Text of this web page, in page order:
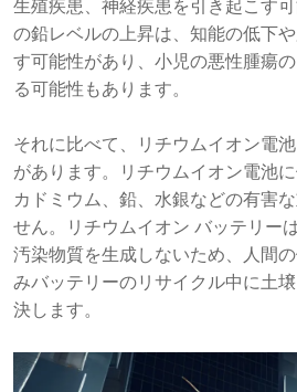
生殖疾患、神経疾患を引き起こす
の鉛レベルの上昇は、知能の低下
す可能性があり、小児の悪性腫瘍
る可能性もあります。
それに比べて、リチウムイオン電
があります。リチウムイオン電池
カドミウム、鉛、水銀などの有害
せん。リチウムイオン バッテリー
汚染物質を生成しないため、人間
みバッテリーのリサイクル中に土
決します。